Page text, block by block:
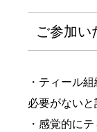
ご参加い
・ティール
必要がないと
・感覚的に